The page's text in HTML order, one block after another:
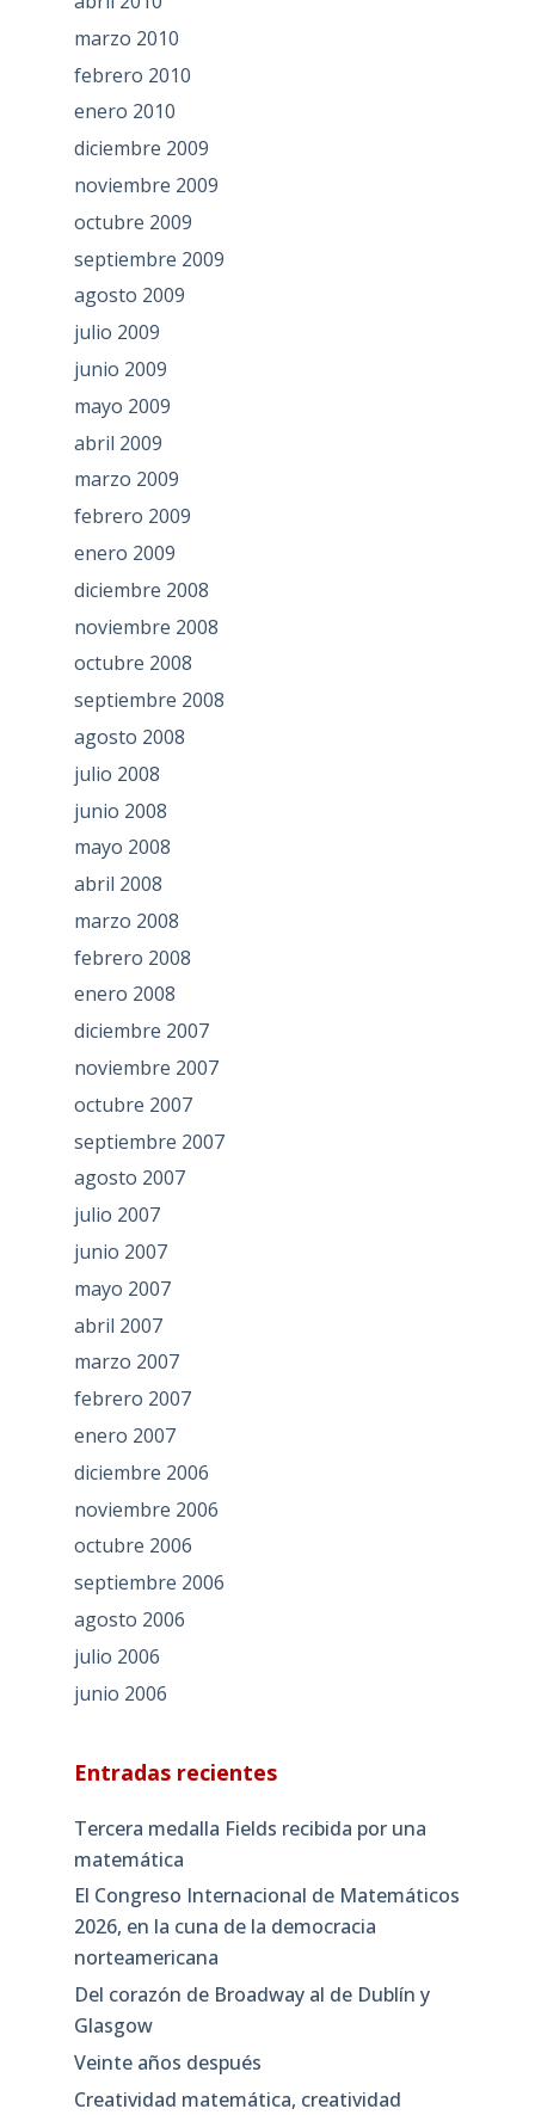
marzo 2010
febrero 2010
enero 2010
diciembre 2009
noviembre 2009
octubre 2009
septiembre 2009
agosto 2009
julio 2009
junio 2009
mayo 2009
abril 2009
marzo 2009
febrero 2009
enero 2009
diciembre 2008
noviembre 2008
octubre 2008
septiembre 2008
agosto 2008
julio 2008
junio 2008
mayo 2008
abril 2008
marzo 2008
febrero 2008
enero 2008
diciembre 2007
noviembre 2007
octubre 2007
septiembre 2007
agosto 2007
julio 2007
junio 2007
mayo 2007
abril 2007
marzo 2007
febrero 2007
enero 2007
diciembre 2006
noviembre 2006
octubre 2006
septiembre 2006
agosto 2006
julio 2006
junio 2006
Entradas recientes
Tercera medalla Fields recibida por una
matemática
El Congreso Internacional de Matemáticos
2026, en la cuna de la democracia
norteamericana
Del corazón de Broadway al de Dublín y
Glasgow
Veinte años después
Creatividad matemática, creatividad